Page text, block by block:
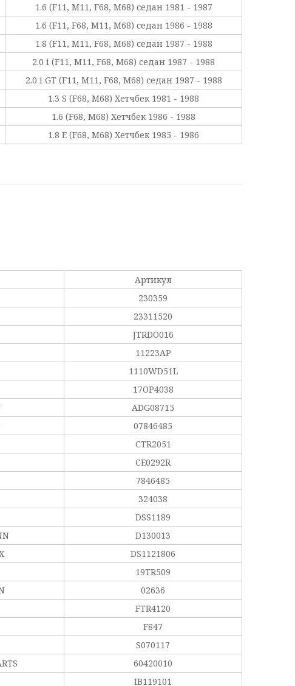
1.6 (F11, M11, F68, M68) седан 1981 - 1987
1.6 (F11, F68, M11, M68) седан 1986 - 1988
1.8 (F11, M11, F68, M68) седан 1987 - 1988
2.0 i (F11, M11, F68, M68) седан 1987 - 1988
2.0 i GT (F11, M11, F68, M68) седан 1987 - 1988
1.3 S (F68, M68) Хетчбек 1981 - 1988
1.6 (F68, M68) Хетчбек 1986 - 1988
1.8 E (F68, M68) Хетчбек 1985 - 1986
Артикул
230359
23311520
JTRDO016
11223AP
1110WD51L
17OP4038
ADG08715
07846485
CTR2051
CE0292R
7846485
324038
DSS1189
D130013
DS1121806
19TR509
02636
FTR4120
F847
S070117
60420010
IB119101